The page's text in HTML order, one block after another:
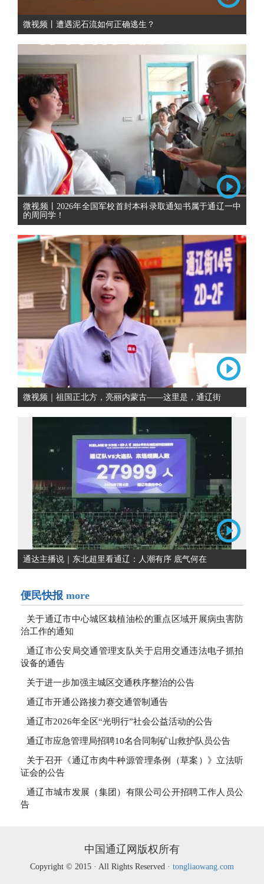
微视频丨遭遇泥石流如何正确逃生？
微视频丨2026年全国军校首封本科录取通知书属于通辽一中
的周同学！
微视频｜祖国正北方，亮丽内蒙古——这里是，通辽街
通达主播说｜东北超里看通辽：人潮有序 底气何在
便民快报 more
关于通辽市中心城区栽植油松的重点区域开展病虫害防
治工作的通知
通辽市公安局交通管理支队关于启用交通违法电子抓拍
设备的通告
关于进一步加强主城区交通秩序整治的公告
通辽市开通公路接力赛交通管制通告
通辽市2026年全区“光明行”社会公益活动的公告
通辽市应急管理局招聘10名合同制矿山救护队员公告
关于召开《通辽市肉牛种源管理条例（草案）》立法听
证会的公告
通辽市城市发展（集团）有限公司公开招聘工作人员公
告
中国通辽网版权所有
Copyright © 2015 · All Rights Reserved · tongliaowang.com